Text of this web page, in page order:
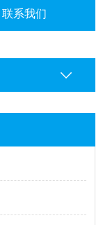
联系我们